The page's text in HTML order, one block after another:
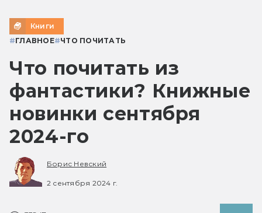
Книги
#ГЛАВНОЕ#ЧТО ПОЧИТАТЬ
Что почитать из
фантастики? Книжные
новинки сентября
2024-го
Борис Невский
2 сентября 2024 г.